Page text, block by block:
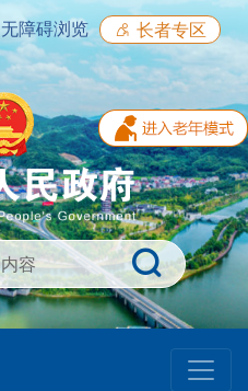
无障碍浏览 长者专区